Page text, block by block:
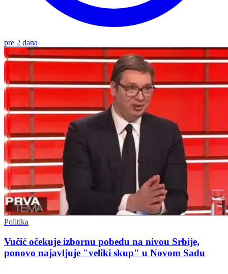
pre 2 dana
Politika
Vučić očekuje izbornu pobedu na nivou Srbije,
ponovo najavljuje "veliki skup" u Novom Sadu